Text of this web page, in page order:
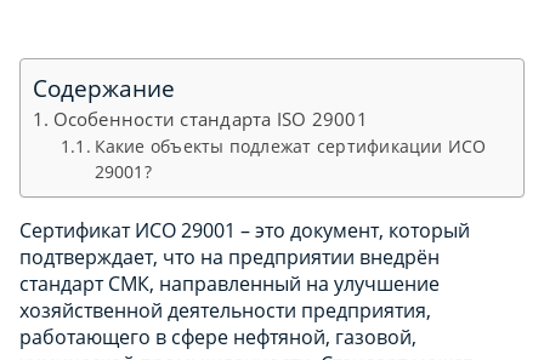
Содержание
Особенности стандарта ISO 29001
Какие объекты подлежат сертификации ИСО
29001?
Сертификат ИСО 29001 – это документ, который
подтверждает, что на предприятии внедрён
стандарт СМК, направленный на улучшение
хозяйственной деятельности предприятия,
работающего в сфере нефтяной, газовой,